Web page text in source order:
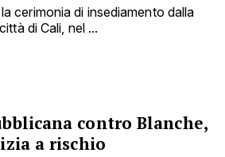
cerimonia di insediamento dalla
di Cali, nel ...
contro Blanche,
a rischio